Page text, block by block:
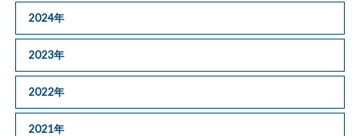
2024年
2023年
2022年
2021年